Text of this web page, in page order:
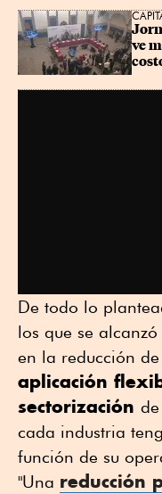
ve
De todo lo
los que se
en la reducción
aplicación
sectorización
cada industria
función de su
"Una reducción